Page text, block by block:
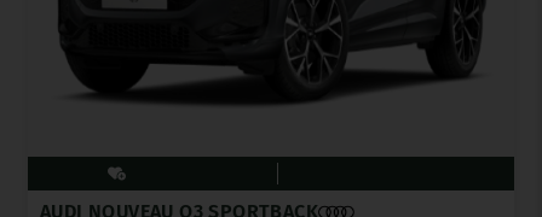
AUDI NOUVEAU Q3 SPORTBACK